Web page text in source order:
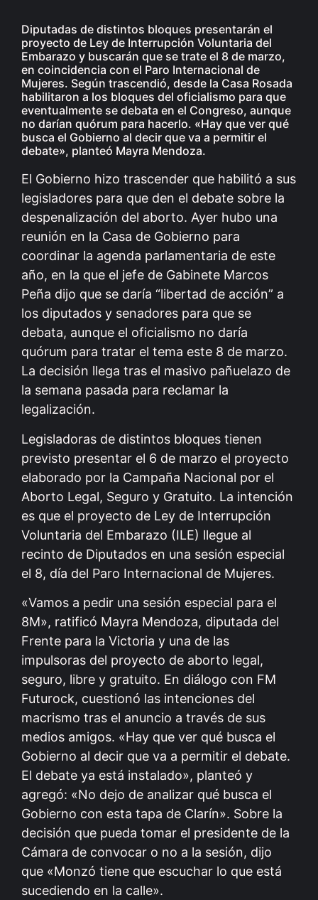
Diputadas de distintos bloques presentarán el
proyecto de Ley de Interrupción Voluntaria del
Embarazo y buscarán que se trate el 8 de marzo,
en coincidencia con el Paro Internacional de
Mujeres. Según trascendió, desde la Casa Rosada
habilitaron a los bloques del oficialismo para que
eventualmente se debata en el Congreso, aunque
no darían quórum para hacerlo. «Hay que ver qué
busca el Gobierno al decir que va a permitir el
debate», planteó Mayra Mendoza.
El Gobierno hizo trascender que habilitó a sus
legisladores para que den el debate sobre la
despenalización del aborto. Ayer hubo una
reunión en la Casa de Gobierno para
coordinar la agenda parlamentaria de este
año, en la que el jefe de Gabinete Marcos
Peña dijo que se daría “libertad de acción” a
los diputados y senadores para que se
debata, aunque el oficialismo no daría
quórum para tratar el tema este 8 de marzo.
La decisión llega tras el masivo pañuelazo de
la semana pasada para reclamar la
legalización.
Legisladoras de distintos bloques tienen
previsto presentar el 6 de marzo el proyecto
elaborado por la Campaña Nacional por el
Aborto Legal, Seguro y Gratuito. La intención
es que el proyecto de Ley de Interrupción
Voluntaria del Embarazo (ILE) llegue al
recinto de Diputados en una sesión especial
el 8, día del Paro Internacional de Mujeres.
«Vamos a pedir una sesión especial para el
8M», ratificó Mayra Mendoza, diputada del
Frente para la Victoria y una de las
impulsoras del proyecto de aborto legal,
seguro, libre y gratuito. En diálogo con FM
Futurock, cuestionó las intenciones del
macrismo tras el anuncio a través de sus
medios amigos. «Hay que ver qué busca el
Gobierno al decir que va a permitir el debate.
El debate ya está instalado», planteó y
agregó: «No dejo de analizar qué busca el
Gobierno con esta tapa de Clarín». Sobre la
decisión que pueda tomar el presidente de la
Cámara de convocar o no a la sesión, dijo
que «Monzó tiene que escuchar lo que está
sucediendo en la calle».